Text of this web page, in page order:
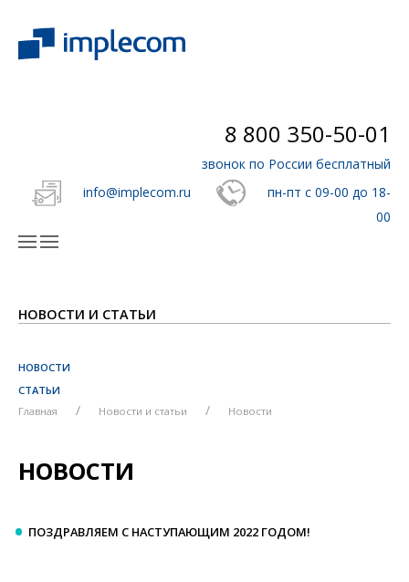
8 800 350-50-01
звонок по России бесплатный
info@implecom.ru
пн-пт с 09-00 до 18-
00
НОВОСТИ И СТАТЬИ
НОВОСТИ
СТАТЬИ
Главная
Новости и статьи Новости
НОВОСТИ
ПОЗДРАВЛЯЕМ С НАСТУПАЮЩИМ 2022 ГОДОМ!